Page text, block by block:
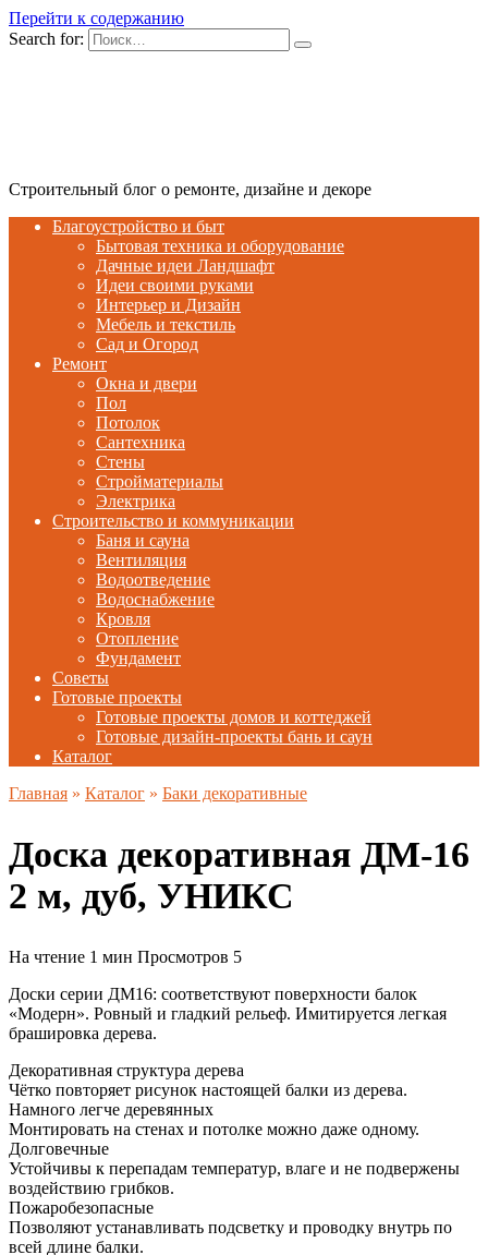
Перейти к содержанию
Search for:
Строительный блог о ремонте, дизайне и декоре
Благоустройство и быт
Бытовая техника и оборудование
Дачные идеи Ландшафт
Идеи своими руками
Интерьер и Дизайн
Мебель и текстиль
Сад и Огород
Ремонт
Окна и двери
Пол
Потолок
Сантехника
Стены
Стройматериалы
Электрика
Строительство и коммуникации
Баня и сауна
Вентиляция
Водоотведение
Водоснабжение
Кровля
Отопление
Фундамент
Советы
Готовые проекты
Готовые проекты домов и коттеджей
Готовые дизайн-проекты бань и саун
Каталог
Главная » Каталог » Баки декоративные
Доска декоративная ДМ-16
2 м, дуб, УНИКС
На чтение 1 мин Просмотров 5
Доски серии ДМ16: соответствуют поверхности балок
«Модерн». Ровный и гладкий рельеф. Имитируется легкая
брашировка дерева.
Декоративная структура дерева
Чётко повторяет рисунок настоящей балки из дерева.
Намного легче деревянных
Монтировать на стенах и потолке можно даже одному.
Долговечные
Устойчивы к перепадам температур, влаге и не подвержены
воздействию грибков.
Пожаробезопасные
Позволяют устанавливать подсветку и проводку внутрь по
всей длине балки.